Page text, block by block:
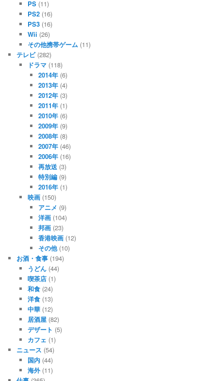
PS(11)
PS2(16)
PS3(16)
Wii (26)
その他携帯ゲーム(11)
テレビ(282)
ドラマ(118)
2014年 (6)
2013年 (4)
2012年 (3)
2011年 (1)
2010年 (6)
2009年 (9)
2008年 (8)
2007年 (46)
2006年 (16)
再放送 (3)
特別編 (9)
2016年 (1)
映画(150)
アニメ (9)
洋画 (104)
邦画 (23)
香港映画 (12)
その他(10)
お酒・食事 (194)
うどん(44)
喫茶店(1)
和食(24)
洋食(13)
中華(12)
居酒屋(82)
デザート (5)
カフェ (1)
ニュース (54)
国内(44)
海外(11)